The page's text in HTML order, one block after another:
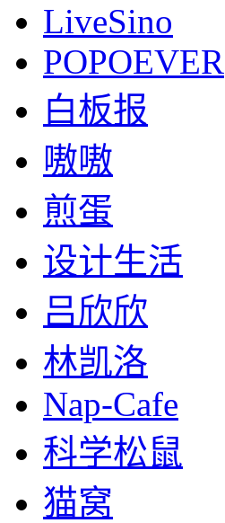
LiveSino
POPOEVER
白板报
嗷嗷
煎蛋
设计生活
吕欣欣
林凯洛
Nap-Cafe
科学松鼠
猫窝